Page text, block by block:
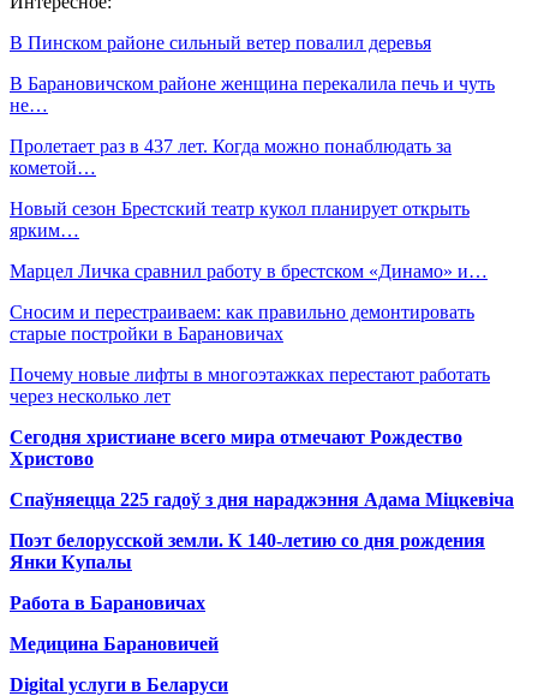
В Пинском районе сильный ветер повалил деревья
В Барановичском районе женщина перекалила печь и чуть
не…
Пролетает раз в 437 лет. Когда можно понаблюдать за
кометой…
Новый сезон Брестский театр кукол планирует открыть
ярким…
Марцел Личка сравнил работу в брестском «Динамо» и…
Сносим и перестраиваем: как правильно демонтировать
старые постройки в Барановичах
Почему новые лифты в многоэтажках перестают работать
через несколько лет
Сегодня христиане всего мира отмечают Рождество
Христово
Спаўняецца 225 гадоў з дня нараджэння Адама Міцкевіча
Поэт белорусской земли. К 140-летию со дня рождения
Янки Купалы
Работа в Барановичах
Медицина Барановичей
Digital услуги в Беларуси